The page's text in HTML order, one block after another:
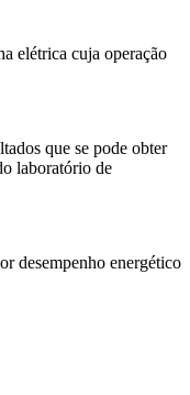
elétrica cuja operação
que se pode obter
laboratório de
desempenho energético